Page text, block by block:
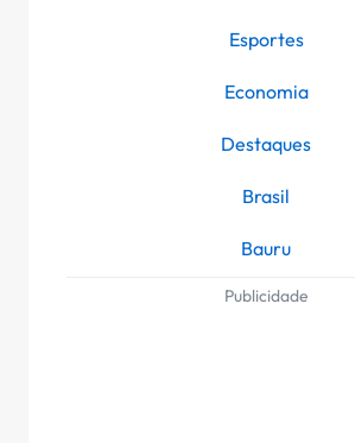
Esportes
Economia
Destaques
Brasil
Bauru
Publicidade